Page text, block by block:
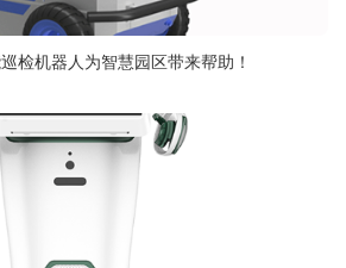
检机器人为智慧园区带来帮助！